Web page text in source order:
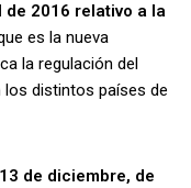
de 2016 relativo a la
es la nueva
la regulación del
distintos países de
de diciembre, de